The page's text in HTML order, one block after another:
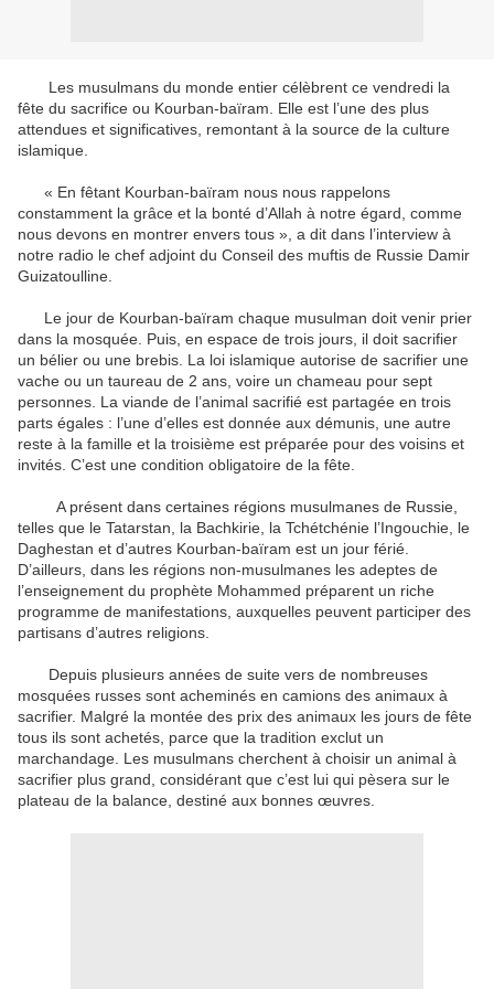
Les musulmans du monde entier célèbrent ce vendredi la
fête du sacrifice ou Kourban-baïram. Elle est l’une des plus
attendues et significatives, remontant à la source de la culture
islamique.
« En fêtant Kourban-baïram nous nous rappelons
constamment la grâce et la bonté d’Allah à notre égard, comme
nous devons en montrer envers tous », a dit dans l’interview à
notre radio le chef adjoint du Conseil des muftis de Russie Damir
Guizatoulline.
Le jour de Kourban-baïram chaque musulman doit venir prier
dans la mosquée. Puis, en espace de trois jours, il doit sacrifier
un bélier ou une brebis. La loi islamique autorise de sacrifier une
vache ou un taureau de 2 ans, voire un chameau pour sept
personnes. La viande de l’animal sacrifié est partagée en trois
parts égales : l’une d’elles est donnée aux démunis, une autre
reste à la famille et la troisième est préparée pour des voisins et
invités. C’est une condition obligatoire de la fête.
A présent dans certaines régions musulmanes de Russie,
telles que le Tatarstan, la Bachkirie, la Tchétchénie l’Ingouchie, le
Daghestan et d’autres Kourban-baïram est un jour férié.
D’ailleurs, dans les régions non-musulmanes les adeptes de
l’enseignement du prophète Mohammed préparent un riche
programme de manifestations, auxquelles peuvent participer des
partisans d’autres religions.
Depuis plusieurs années de suite vers de nombreuses
mosquées russes sont acheminés en camions des animaux à
sacrifier. Malgré la montée des prix des animaux les jours de fête
tous ils sont achetés, parce que la tradition exclut un
marchandage. Les musulmans cherchent à choisir un animal à
sacrifier plus grand, considérant que c’est lui qui pèsera sur le
plateau de la balance, destiné aux bonnes œuvres.